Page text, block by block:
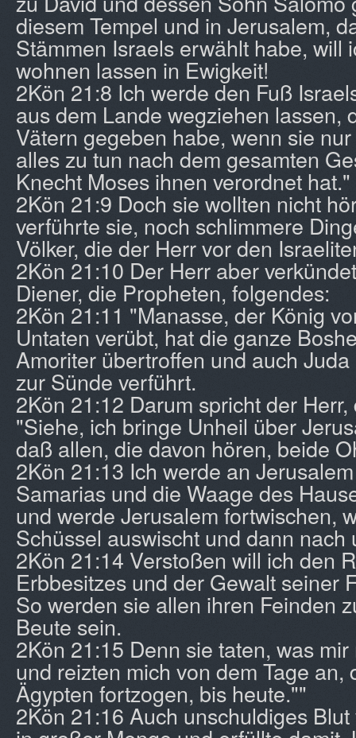
diesem Tempel und in Jerusalem,
Stämmen Israels erwählt habe, will
wohnen lassen in Ewigkeit!
2Kön 21:8 Ich werde den Fuß
aus dem Lande wegziehen lassen,
Vätern gegeben habe, wenn sie
alles zu tun nach dem gesamten
Knecht Moses ihnen verordnet hat."
2Kön 21:9 Doch sie wollten nicht
verführte sie, noch schlimmere
Völker, die der Herr vor den
2Kön 21:10 Der Herr aber
Diener, die Propheten, folgendes:
2Kön 21:11 "Manasse, der König
Untaten verübt, hat die ganze
Amoriter übertroffen und auch
zur Sünde verführt.
2Kön 21:12 Darum spricht der
"Siehe, ich bringe Unheil über
daß allen, die davon hören, beide
2Kön 21:13 Ich werde an
Samarias und die Waage des
und werde Jerusalem fortwischen,
Schüssel auswischt und dann nach
2Kön 21:14 Verstoßen will ich den
Erbbesitzes und der Gewalt seiner
So werden sie allen ihren Feinden
Beute sein.
2Kön 21:15 Denn sie taten, was
und reizten mich von dem Tage an,
Ägypten fortzogen, bis heute.""
2Kön 21:16 Auch unschuldiges